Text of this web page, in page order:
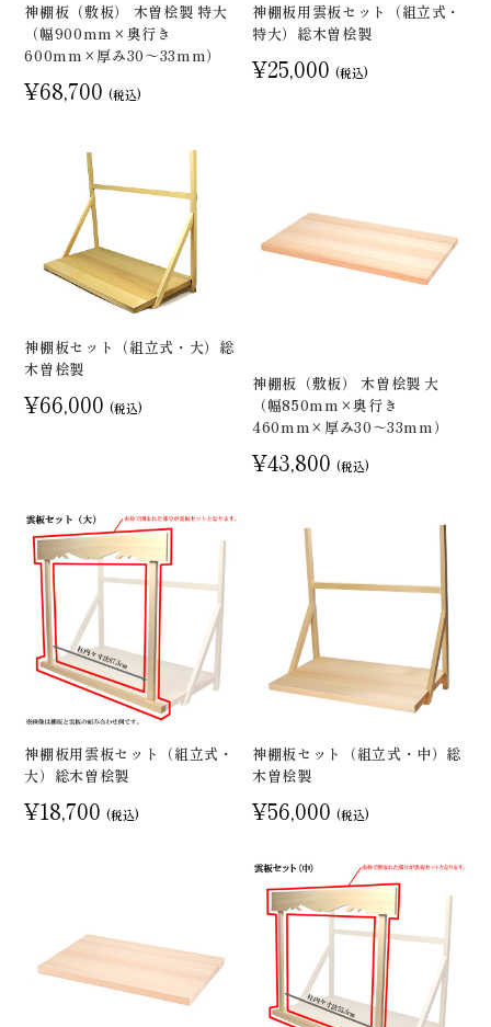
神棚板（敷板） 木曽桧製 特大
（幅900mm×奥行き
600mm×厚み30～33mm）
¥68,700 (税込)
神棚板用雲板セット（組立式・
特大）総木曽桧製
¥25,000 (税込)
神棚板セット（組立式・大）総
木曽桧製
¥66,000 (税込)
神棚板（敷板） 木曽桧製 大
（幅850mm×奥行き
460mm×厚み30～33mm）
¥43,800 (税込)
神棚板用雲板セット（組立式・
大）総木曽桧製
¥18,700 (税込)
神棚板セット（組立式・中）総
木曽桧製
¥56,000 (税込)